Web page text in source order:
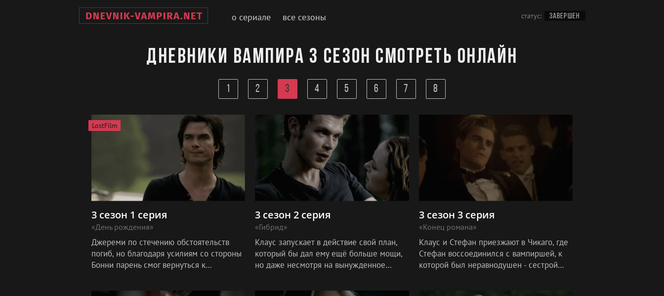
о сериале все сезоны статус: ЗАВЕРШЕН
Дневники вампира 3 сезон смотреть онлайн
1 2 3 4 5 6 7 8
LostFilm
3 сезон 1 серия
«День рождения»
Джереми по стечению обстоятельств
погиб, но благодаря усилиям со стороны
Бонни парень смог вернуться к
3 сезон 2 серия
«Гибрид»
Клаус запускает в действие свой план,
который бы дал ему ещё больше мощи,
но даже несмотря на вынужденное
3 сезон 3 серия
«Конец романа»
Клаус и Стефан приезжают в Чикаго, где
Стефан воссоединился с вампиршей, к
которой был неравнодушен - сестрой